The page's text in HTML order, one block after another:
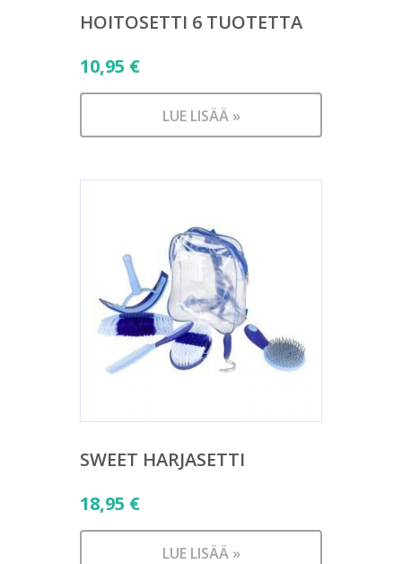
HOITOSETTI 6 TUOTETTA
10,95 €
LUE LISÄÄ »
SWEET HARJASETTI
18,95 €
LUE LISÄÄ »